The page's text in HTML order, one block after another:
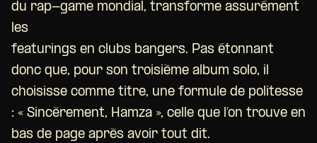
du rap-game mondial, transforme assurément
les
featurings en clubs bangers. Pas étonnant
donc que, pour son troisième album solo, il
choisisse comme titre, une formule de politesse
: « Sincèrement, Hamza », celle que l’on trouve en
bas de page après avoir tout dit.